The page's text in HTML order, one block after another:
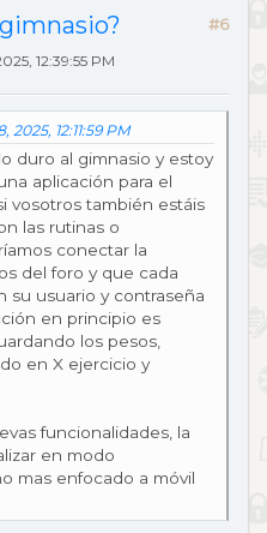
#6
12:39:55 PM
2025, 12:11:59 PM
duro al gimnasio y estoy
aplicación para el
vosotros también estáis
las rutinas o
conectar la
del foro y que cada
su usuario y contraseña
en principio es
los pesos,
en X ejercicio y
funcionalidades, la
en modo
mas enfocado a móvil